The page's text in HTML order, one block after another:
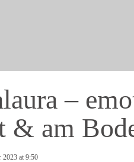
–
& am
2023 at 9:50